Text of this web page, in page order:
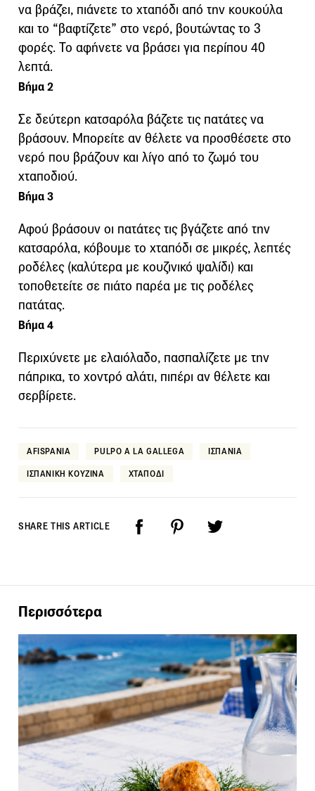
να βράζει, πιάνετε το χταπόδι από την κουκούλα
και το “βαφτίζετε” στο νερό, βουτώντας το 3
φορές. Το αφήνετε να βράσει για περίπου 40
λεπτά.
Βήμα 2
Σε δεύτερη κατσαρόλα βάζετε τις πατάτες να
βράσουν. Μπορείτε αν θέλετε να προσθέσετε στο
νερό που βράζουν και λίγο από το ζωμό του
χταποδιού.
Βήμα 3
Αφού βράσουν οι πατάτες τις βγάζετε από την
κατσαρόλα, κόβουμε το χταπόδι σε μικρές, λεπτές
ροδέλες (καλύτερα με κουζινικό ψαλίδι) και
τοποθετείτε σε πιάτο παρέα με τις ροδέλες
πατάτας.
Βήμα 4
Περιχύνετε με ελαιόλαδο, πασπαλίζετε με την
πάπρικα, το χοντρό αλάτι, πιπέρι αν θέλετε και
σερβίρετε.
AFISPANIA PULPO A LA GALLEGA ΙΣΠΑΝΙΑ
ΙΣΠΑΝΙΚΗ ΚΟΥΖΙΝΑ ΧΤΑΠΟΔΙ
SHARE THIS ARTICLE
Περισσότερα